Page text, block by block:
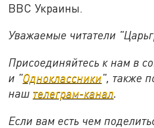
ВВС Украины.
Уважаемые читатели
Присоединяйтесь к нам в
и "Одноклассники", также
наш телеграм-канал.
Если вам есть чем